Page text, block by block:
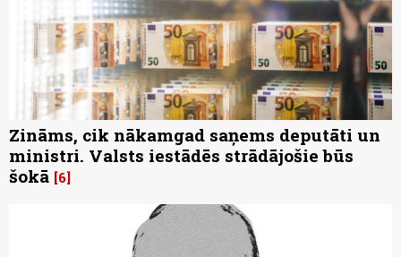
Zināms, cik nākamgad saņems deputāti un
ministri. Valsts iestādēs strādājošie būs
šokā 6